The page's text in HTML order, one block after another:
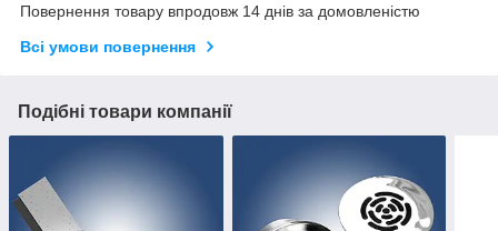
Повернення товару впродовж 14 днів за домовленістю
Всі умови повернення
Подібні товари компанії